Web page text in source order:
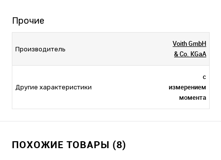
Прочие
Производитель
Voith GmbH
& Co. KGaA
Другие характеристики
с
измерением
момента
ПОХОЖИЕ ТОВАРЫ (8)